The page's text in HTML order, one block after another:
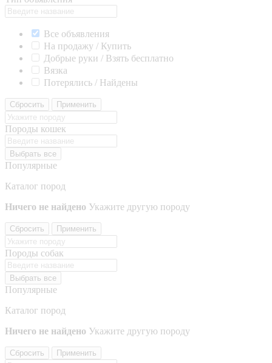
Все объявления
На продажу / Купить
Добрые руки / Взять бесплатно
Вязка
Потерялись / Найдены
Сбросить Применить
Породы кошек
Выбрать все
Популярные
Каталог пород
Ничего не найдено Укажите другую породу
Сбросить Применить
Породы собак
Выбрать все
Популярные
Каталог пород
Ничего не найдено Укажите другую породу
Сбросить Применить